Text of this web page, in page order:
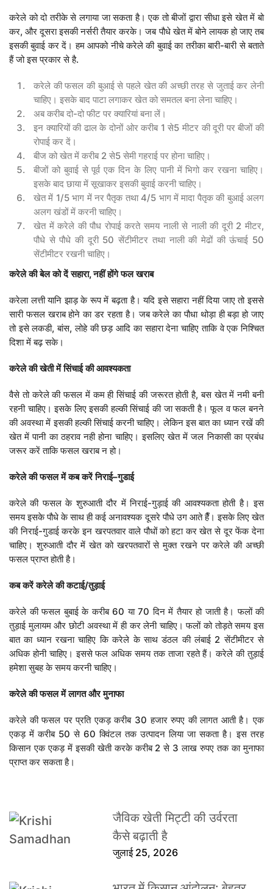
करेले को दो तरीके से लगाया जा सकता है। एक तो बीजों द्वारा सीधा इसे खेत में बो
कर, और दूसरा इसकी नर्सरी तैयार करके। जब पौधे खेत में बोने लायक हो जाए तब
इसकी बुवाई कर दें। हम आपको नीचे करेले की बुवाई का तरीका बारी-बारी से बताते
हैं जो इस प्रकार से है.
करेले की फसल की बुआई से पहले खेत की अच्छी तरह से जुताई कर लेनी
चाहिए। इसके बाद पाटा लगाकर खेत को समतल बना लेना चाहिए।
अब करीब दो-दो फीट पर क्यारियां बना लें।
इन क्यारियों की ढाल के दोनों ओर करीब 1 से5 मीटर की दूरी पर बीजों की
रोपाई कर दें।
बीज को खेत में करीब 2 से5 सेमी गहराई पर होना चाहिए।
बीजों को बुवाई से पूर्व एक दिन के लिए पानी में भिगो कर रखना चाहिए।
इसके बाद छाया में सूखाकर इसकी बुवाई करनी चाहिए।
खेत में 1/5 भाग में नर पैतृक तथा 4/5 भाग में मादा पैतृक की बुआई अलग
अलग खंडों में करनी चाहिए।
खेत में करेले की पौध रोपाई करते समय नाली से नाली की दूरी 2 मीटर,
पौधे से पौधे की दूरी 50 सेंटीमीटर तथा नाली की मेढों की ऊंचाई 50
सेंटीमीटर रखनी चाहिए।
करेले की बेल को दें सहारा,नहीं होंगे फल खराब
करेला लत्ती यानि झाड़ के रूप में बढ़ता है। यदि इसे सहारा नहीं दिया जाए तो इससे
सारी फसल खराब होने का डर रहता है। जब करेले का पौधा थोड़ा ही बड़ा हो जाए
तो इसे लकडी, बांस, लोहे की छड़ आदि का सहारा देना चाहिए ताकि वे एक निश्चित
दिशा में बढ़ सके।
करेले की खेती में सिंचाई की आवश्यकता
वैसे तो करेले की फसल में कम ही सिंचाई की जरूरत होती है, बस खेत में नमी बनी
रहनी चाहिए। इसके लिए इसकी हल्की सिंचाई की जा सकती है। फूल व फल बनने
की अवस्था में इसकी हल्की सिंचाई करनी चाहिए। लेकिन इस बात का ध्यान रखें की
खेत में पानी का ठहराव नही होना चाहिए। इसलिए खेत में जल निकासी का प्रबंध
जरूर करें ताकि फसल खराब न हो।
करेले की फसल में कब करें निराई–गुडाई
करेले की फसल के शुरुआती दौर में निराई-गुड़ाई की आवश्यकता होती है। इस
समय इसके पौधे के साथ ही कई अनावश्यक दूसरे पौधे उग आते हैँ। इसके लिए खेत
की निराई-गुडाई करके इन खरपतवार वाले पौधों को हटा कर खेत से दूर फेंक देना
चाहिए। शुरुआती दौर में खेत को खरपतवारों से मुक्त रखने पर करेले की अच्छी
फसल प्राप्त होती है।
कब करें करेले की कटाई/तुड़ाई
करेले की फसल बुबाई के करीब 60 या 70 दिन में तैयार हो जाती है। फलों की
तुड़ाई मुलायम और छोटी अवस्था में ही कर लेनी चाहिए। फलों को तोड़ते समय इस
बात का ध्यान रखना चाहिए कि करेले के साथ डंठल की लंबाई 2 सेंटीमीटर से
अधिक होनी चाहिए। इससे फल अधिक समय तक ताजा रहते हैं। करेले की तुड़ाई
हमेशा सुबह के समय करनी चाहिए।
करेले की फसल में लागत और मुनाफा
करेले की फसल पर प्रति एकड़ करीब 30 हजार रुपए की लागत आती है। एक
एकड़ में करीब 50 से 60 क्विंटल तक उत्पादन लिया जा सकता है। इस तरह
किसान एक एकड़ में इसकी खेती करके करीब 2 से 3 लाख रुपए तक का मुनाफा
प्राप्त कर सकता है।
जैविक खेती मिट्टी की उर्वरता
कैसे बढ़ाती है
जुलाई 25, 2026